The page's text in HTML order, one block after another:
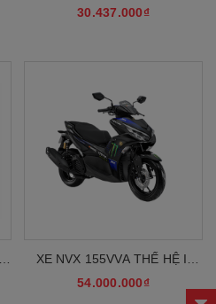
BẢN TIÊU CHUẨN
30.437.000₫
XE NVX 155VVA THẾ HỆ II
PHIÊN BẢN GIỚI HẠN
54.000.000₫